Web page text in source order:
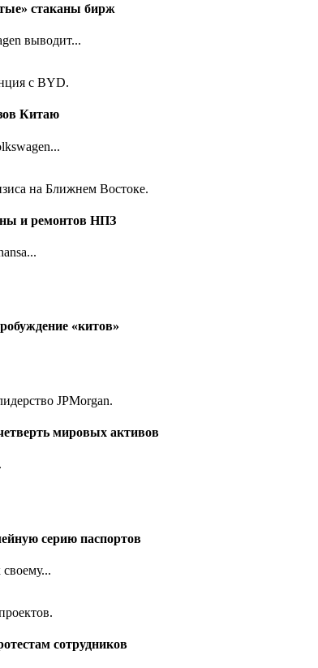
стаканы бирж
выводит...
Китаю
и ремонтов НПЗ
«китов»
мировых активов
серию паспортов
сотрудников